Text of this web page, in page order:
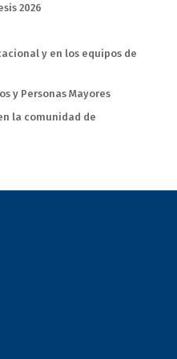
2026
y en los equipos de
y Personas Mayores
la comunidad de